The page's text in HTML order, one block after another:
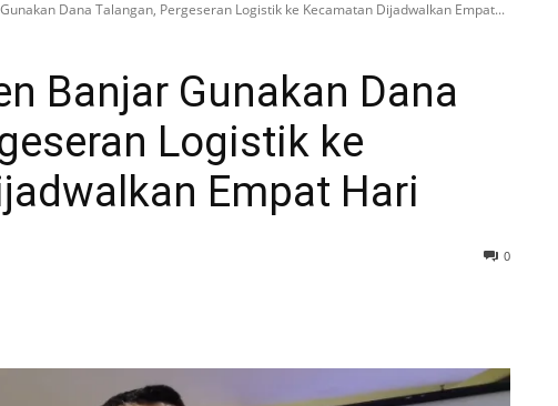
Dana Talangan, Pergeseran Logistik ke Kecamatan Dijadwalkan Empat...
Banjar Gunakan Dana
Logistik ke
Empat Hari
0